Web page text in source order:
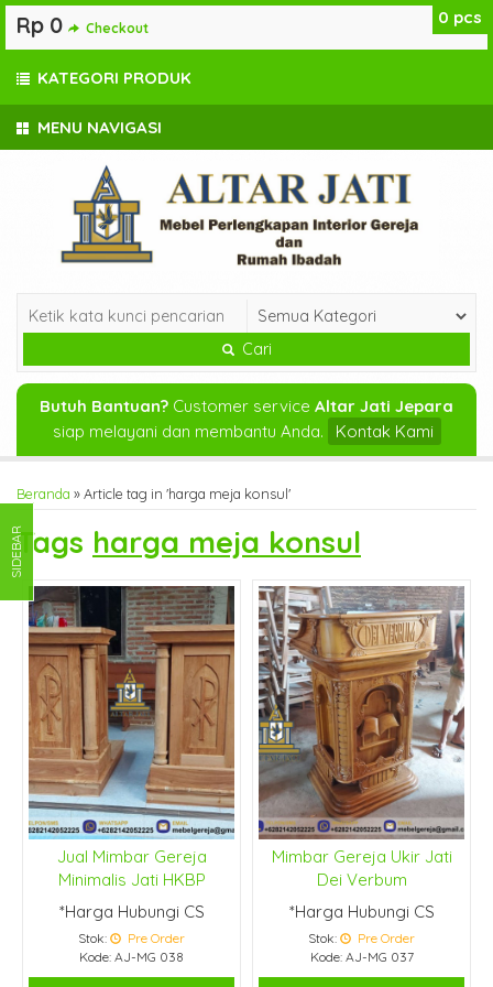
MENU NAVIGASI
Cari
Butuh Bantuan? Customer service Altar Jati Jepara
siap melayani dan membantu Anda.
Kontak Kami
Beranda »Article tag in 'harga meja konsul'
Tags harga meja konsul
Jual Mimbar Gereja
Minimalis Jati HKBP
*Harga Hubungi CS
Stok:
Pre Order
Kode: AJ-MG 038
Mimbar Gereja Ukir Jati
Dei Verbum
*Harga Hubungi CS
Stok:
Pre Order
Kode: AJ-MG 037
0 pcs
Rp 0 Checkout
KATEGORI PRODUK
SIDEBAR